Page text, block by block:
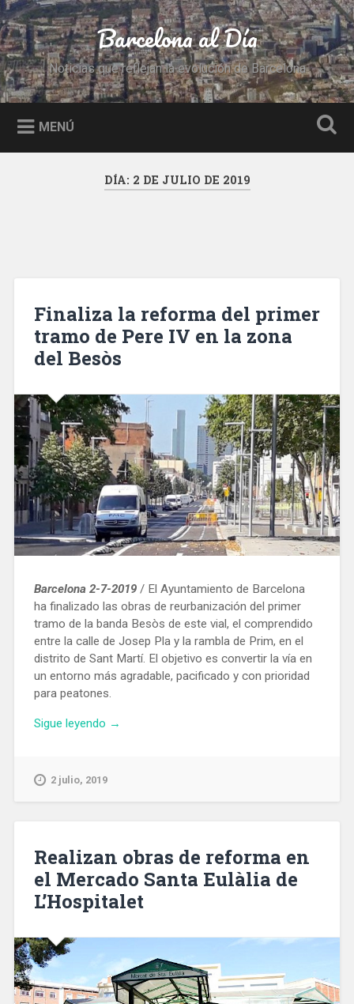
Saltar
al
contenido
Buscar Barcelona al Día
Noticias que reflejan la evolución de Barcelona
MENÚ
DÍA: 2 DE JULIO DE 2019
Finaliza la reforma del primer
tramo de Pere IV en la zona
del Besòs
Barcelona 2-7-2019/ El Ayuntamiento de Barcelona
ha finalizado las obras de reurbanización del primer
tramo de la banda Besòs de este vial, el comprendido
entre la calle de Josep Pla y la rambla de Prim, en el
distrito de Sant Martí. El objetivo es convertir la vía en
un entorno más agradable, pacificado y con prioridad
para peatones.
Sigue leyendo «Finaliza
IV
en
la
→
2 julio, 2019
Realizan obras de reforma en
el Mercado Santa Eulàlia de
L’Hospitalet